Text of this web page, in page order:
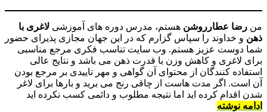
من رضا عطارروشن هستم، مدرس دوره های آموزشی لاغری با
ذهن و خداوند را سپاس گزارم که در این جهان مجازی پذیرای حضور
شما دوست عزیز هستم. وب سایت تناسب فکری مرجع مناسبی
برای لاغری و کاهش وزن با قدرت ذهن می باشد و نتایج عالی
استفاده کنندگان از محتوای آن گواهی و مهر تاییدی بر مرجع بودن
آن است. اگر مدت هاست از چاقی رنج می برید و بارها برای لاغر
شدن اقدام کرده اید اما نتیجه مطلوب و دائمی کسب نکرده اید
ادامه نوشته